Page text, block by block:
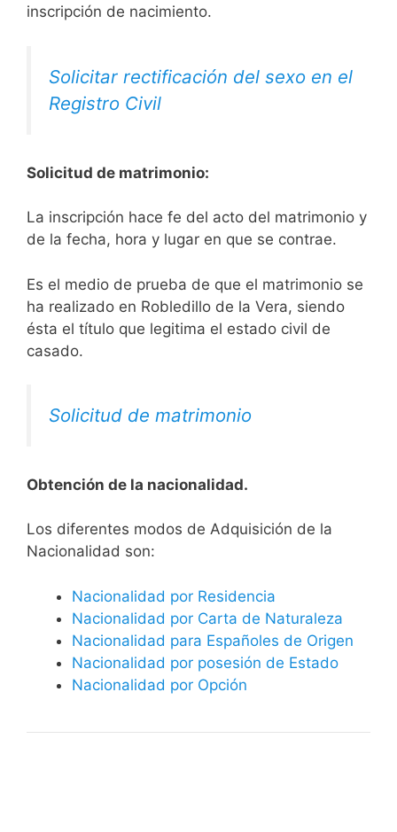
inscripción de nacimiento.
Solicitar rectificación del sexo en el
Registro Civil
Solicitud de matrimonio:
La inscripción hace fe del acto del matrimonio y
de la fecha, hora y lugar en que se contrae.
Es el medio de prueba de que el matrimonio se
ha realizado en Robledillo de la Vera, siendo
ésta el título que legitima el estado civil de
casado.
Solicitud de matrimonio
Obtención de la nacionalidad.
​​​Los diferentes modos de Adquisición de la
Nacionalidad son:
Nacionalidad por Residencia
Nacionalidad por Carta de Naturaleza
Nacionalidad para Españoles de Origen
Nacionalidad por posesión de Estado
Nacionalidad por Opción